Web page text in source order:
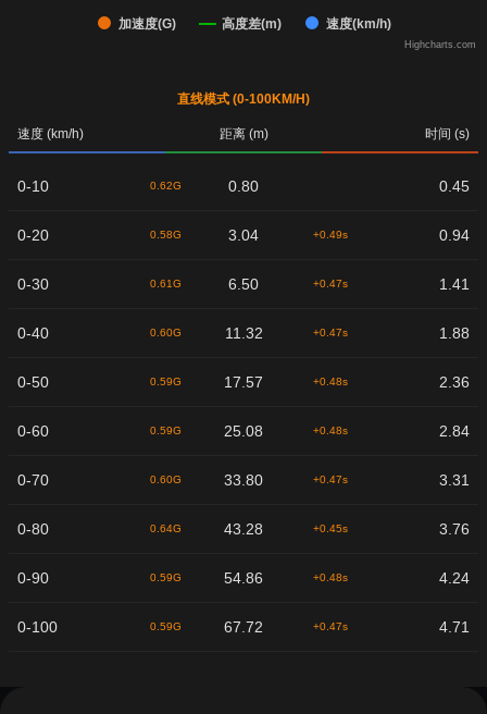
加速度(G) 高度差(m) 速度(km/h)
Highcharts.com
直线模式 (0-100KM/H)
速度 (km/h) 距离 (m) 时间 (s)
0-10 0.62G 0.80 0.45
0-20 0.58G 3.04 +0.49s 0.94
0-30 0.61G 6.50 +0.47s 1.41
0-40 0.60G 11.32 +0.47s 1.88
0-50 0.59G 17.57 +0.48s 2.36
0-60 0.59G 25.08 +0.48s 2.84
0-70 0.60G 33.80 +0.47s 3.31
0-80 0.64G 43.28 +0.45s 3.76
0-90 0.59G 54.86 +0.48s 4.24
0-100 0.59G 67.72 +0.47s 4.71